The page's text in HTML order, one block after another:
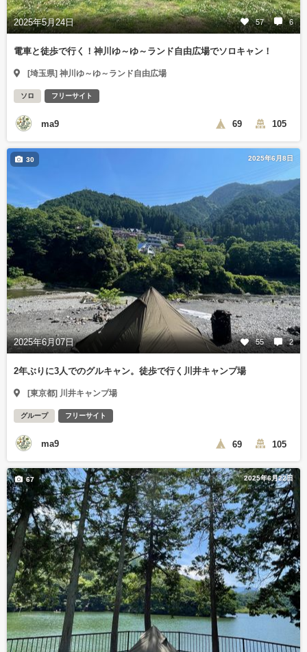
2025年5月24日 57 6
電車と徒歩で行く！神川ゆ～ゆ～ランド自由広場でソロキャン！
[埼玉県] 神川ゆ～ゆ～ランド自由広場
ソロ フリーサイト
ma9 69 105
2025年6月8日
2025年6月07日 55 2
30
2年ぶりに3人でのグルキャン。徒歩で行く川井キャンプ場
[東京都] 川井キャンプ場
グループ フリーサイト
ma9 69 105
2025年6月22日
67